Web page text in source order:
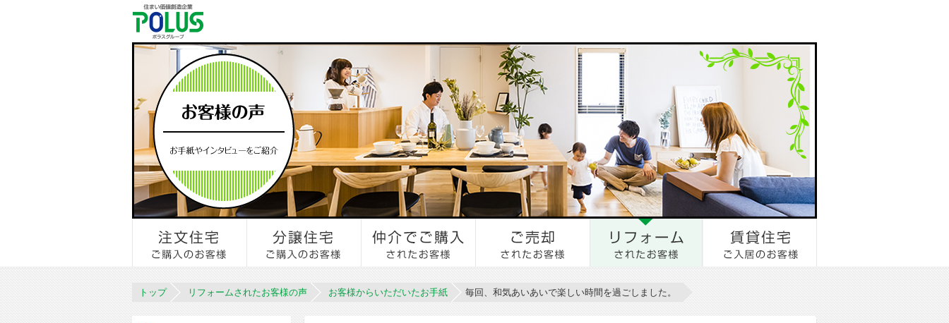
トップ リフォームされたお客様の声 お客様からいただいたお手紙 毎回、和気あいあいで楽しい時間を過ごしました。